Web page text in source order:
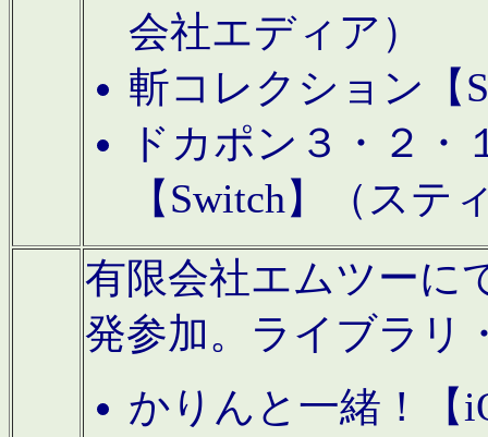
会社エディア）
斬コレクション【
ドカポン３・２
【Switch】（ステ
有限会社エムツーに
発参加。ライブラリ
かりんと一緒！【